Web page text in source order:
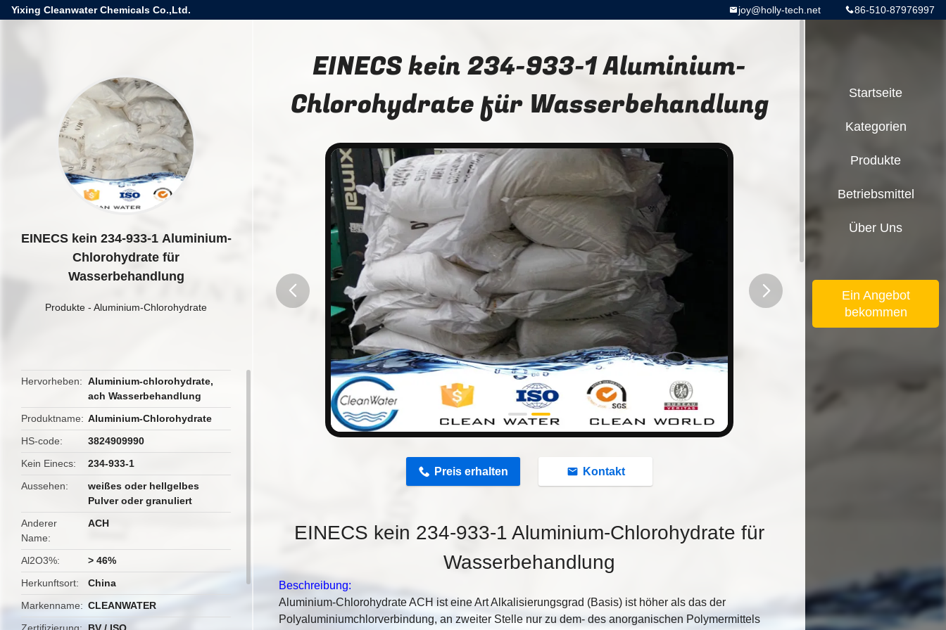
Yixing Cleanwater Chemicals Co.,Ltd. 86-510-87976997
joy@holly-tech.net
EINECS kein 234-933-1 Aluminium-
Chlorohydrate für
Wasserbehandlung
Produkte - Aluminium-Chlorohydrate
Hervorheben Aluminium-chlorohydrate,
ach Wasserbehandlung
Produktname
Aluminium-Chlorohydrate
HS-code
3824909990
Kein Einecs
234-933-1
Aussehen
weißes oder hellgelbes
Pulver oder granuliert
Anderer
Name
ACH
Al2O3%
> 46%
Herkunftsort
China
Markenname
CLEANWATER
EINECS kein 234-933-1 Aluminium-
Chlorohydrate für Wasserbehandlung
Preis erhalten Kontakt
EINECS kein 234-933-1 Aluminium-Chlorohydrate für
Wasserbehandlung
Beschreibung:
Aluminium-Chlorohydrate ACH ist eine Art Alkalisierungsgrad (Basis) ist höher als das der
Polyaluminiumchlorverbindung, an zweiter Stelle nur zu dem- des anorganischen Polymermittels
Startseite
Kategorien
Produkte
Betriebsmittel
Über Uns
Ein Angebot
bekommen